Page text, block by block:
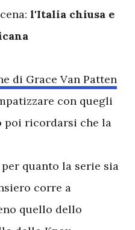
l'Italia chiusa e
di Grace Van Patten
con quegli
poi ricordarsi che la
quanto la serie sia
corre a
quello dello